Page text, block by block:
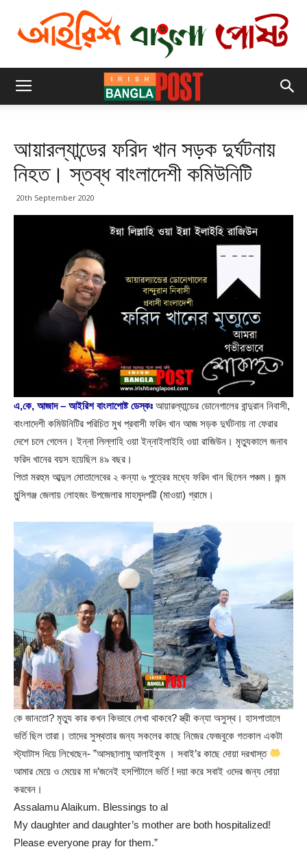
আয়ারল্যান্ডের ফরিদ খান সড়ক দুর্ঘটনায়
নিহত। স্তব্ধ বাংলাদেশী কমিউনিটি
20th September 2020
এ,কে, আজাদ – আইরিশ বাংলাপোষ্ট ডেস্কঃ আয়ারল্যান্ডের ডোনেগালের বান্দুরান নিবাসী,
বাংলাদেশী কমিউনিটির পরিচিত মুখ প্রবাসী ফরিদ খান আজ সড়ক দুর্ঘটনায় না ফেরার
দেশে চলে গেলেন। ইন্না লিল্লাহি ওয়া ইন্নাইলাইহি ওয়া রাজিউন। মৃত্যুকালে জনাব
ফরিদ খানের বয়স হয়েছিল ৪৯ বছর।
পিতা মরহুম আব্দুল মোতালেবের ২ কন্যা ৬ পুত্রের মধ্যে ফরিদ খান ছিলেন পঞ্চম। জন্ম
মুন্সিগঞ্জ জেলায় লোহজং উপজেলার মাহমুদপট্টি (মাওয়া) গ্রামে।
কে জানতো? মৃত্যু কার কখন কিভাবে লেখা থাকবে? স্ত্রী কন্যা অসুস্থ। হাসপাতালে
ভর্তি ছিল তারা। তাদের সুস্থতার জন্য সকলের কাছে নিজের ফেজবুকে গতকাল একটা
স্ট্যাটাস দিয়ে লিখেছেন- ”আসছালামু আলাইকুম । সবাই’র কাছে দোয়া দরখাস্ত
আমার মেয়ে ও মেয়ের মা দ’জনেই হসপিটালে ভর্তি ! দয়া করে সবাই ওদের জন্য দোয়া
করবেন।
Assalamu Alaikum. Blessings to al
My daughter and daughter’s mother are both hospitalized!
Please everyone pray for them.”